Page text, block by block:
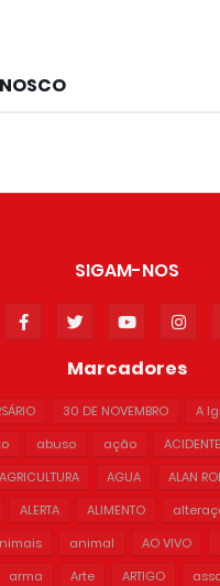
SIGAM-NOS
Marcadores
30 DE NOVEMBRO
A
abuso ação ACIDENTE
AGRICULTURA AGUA
ALAN
ALERTA ALIMENTO
animal AO VIVO
arma Arte ARTIGO